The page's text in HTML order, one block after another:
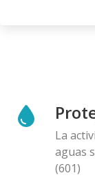
La
aguas
(601)